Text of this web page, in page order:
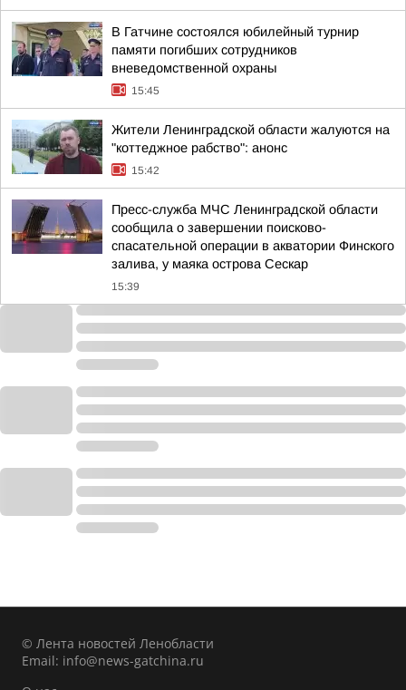
В Гатчине состоялся юбилейный турнир
памяти погибших сотрудников
вневедомственной охраны
15:45
Жители Ленинградской области жалуются на
"коттеджное рабство": анонс
15:42
Пресс-служба МЧС Ленинградской области
сообщила о завершении поисково-
спасательной операции в акватории Финского
залива, у маяка острова Сескар
15:39
© Лента новостей Ленобласти
Email: info@news-gatchina.ru